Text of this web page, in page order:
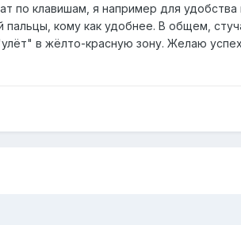
по клавишам, я например для удобства
кому как удобнее. В общем,
в жёлто-красную зону. Желаю